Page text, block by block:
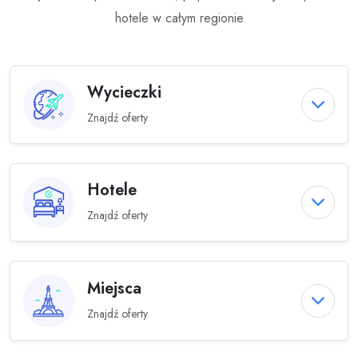
hotele w całym regionie
Wycieczki
Znajdź oferty
Hotele
Znajdź oferty
Miejsca
Znajdź oferty